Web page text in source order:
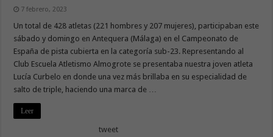
7 febrero, 2023
Un total de 428 atletas (221 hombres y 207 mujeres), participaban este
sábado y domingo en Antequera (Málaga) en el Campeonato de
España de pista cubierta en la categoría sub-23. Representando al
Club Escuela Atletismo Almogrote se presentaba nuestra joven atleta
Lucía Curbelo en donde una vez más brillaba en su especialidad de
salto de triple, haciendo una marca de …
Leer
tweet